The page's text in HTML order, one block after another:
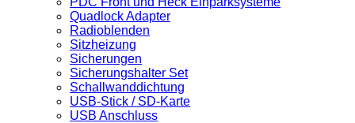
Quadlock Adapter
Radioblenden
Sitzheizung
Sicherungen
Sicherungshalter Set
Schallwanddichtung
USB-Stick / SD-Karte
USB Anschluss